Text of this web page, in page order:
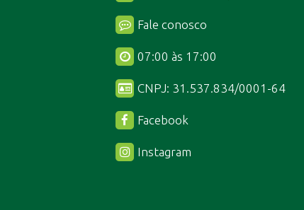
Fale conosco
07:00 às 17:00
CNPJ: 31.537.834/0001-64
Facebook
Instagram